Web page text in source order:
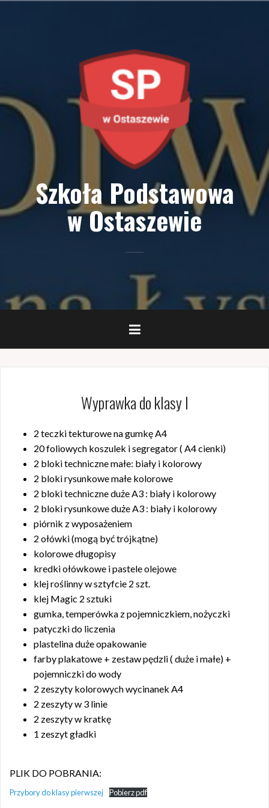
Szkoła Podstawowa
w Ostaszewie
Wyprawka do klasy I
2 teczki tekturowe na gumkę A4
20 foliowych koszulek i segregator ( A4 cienki)
2 bloki techniczne małe: biały i kolorowy
2 bloki rysunkowe małe kolorowe
2 bloki techniczne duże A3 : biały i kolorowy
2 bloki rysunkowe duże A3 : biały i kolorowy
piórnik z wyposażeniem
2 ołówki (mogą być trójkątne)
kolorowe długopisy
kredki ołówkowe i pastele olejowe
klej roślinny w sztyfcie 2 szt.
klej Magic 2 sztuki
gumka, temperówka z pojemniczkiem, nożyczki
patyczki do liczenia
plastelina duże opakowanie
farby plakatowe + zestaw pędzli ( duże i małe) +
pojemniczki do wody
2 zeszyty kolorowych wycinanek A4
2 zeszyty w 3 linie
2 zeszyty w kratkę
1 zeszyt gładki
PLIK DO POBRANIA:
Przybory do klasy pierwszej Pobierz pdf